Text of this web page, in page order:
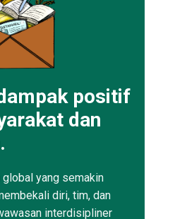
positif
dan
global yang semakin
diri, tim, dan
interdisipliner